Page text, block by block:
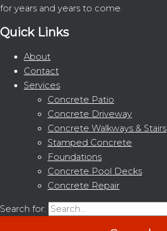
for years and years to come.
Quick Links
About
Contact
Services
Concrete Patio
Concrete Driveway
Concrete Walkways & Stairs
Stamped Concrete
Foundations
Concrete Pool Decks
Concrete Repair
Search for: